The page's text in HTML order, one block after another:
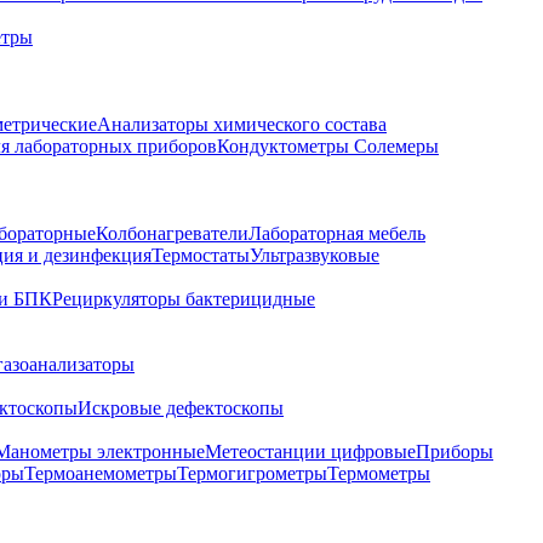
Анализаторы химического состава
лабораторных приборовКондуктометры Солемеры
КолбонагревателиЛабораторная мебель
и дезинфекцияТермостатыУльтразвуковые
БПКРециркуляторы бактерицидные
Искровые дефектоскопы
электронныеМетеостанции цифровыеПриборы
ТермоанемометрыТермогигрометрыТермометры